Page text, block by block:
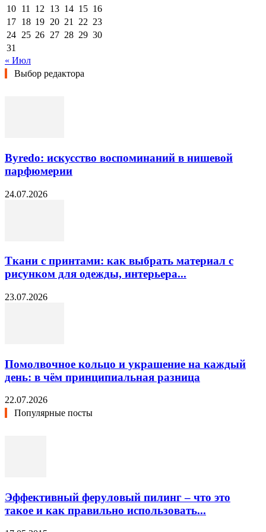
10 11 12 13 14 15 16
17 18 19 20 21 22 23
24 25 26 27 28 29 30
31
« Июл
Выбор редактора
Byredo: искусство воспоминаний в нишевой
парфюмерии
24.07.2026
Ткани с принтами: как выбрать материал с
рисунком для одежды, интерьера...
23.07.2026
Помолвочное кольцо и украшение на каждый
день: в чём принципиальная разница
22.07.2026
Популярные посты
Эффективный феруловый пилинг – что это
такое и как правильно использовать...